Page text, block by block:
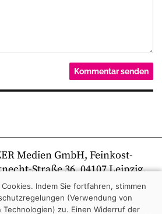
Medien GmbH, Feinkost-
Straße 36, 04107 Leipzig,
80 0 | kreuzer online
Indem Sie fortfahren, stimmen
(Verwendung von
Technologien) zu. Einen Widerruf der